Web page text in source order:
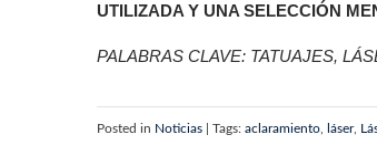
UTILIZADA Y UNA SELECCIÓN
PALABRAS CLAVE: TATUAJES,
Posted in Noticias | Tags: aclaramiento láser,